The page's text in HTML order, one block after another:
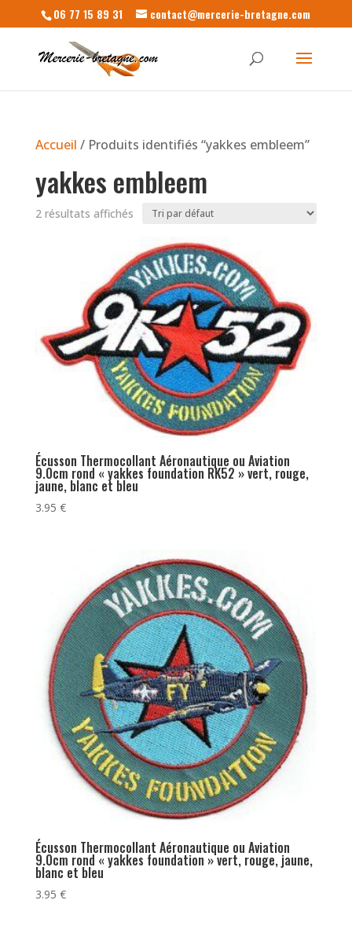
06 77 15 89 31 contact@mercerie-bretagne.com
Accueil / Produits identifiés “yakkes embleem”
yakkes embleem
2 résultats affichés
Écusson Thermocollant Aéronautique ou Aviation
9.0cm rond « yakkes foundation RK52 » vert, rouge,
jaune, blanc et bleu
3.95 €
Écusson Thermocollant Aéronautique ou Aviation
9.0cm rond « yakkes foundation » vert, rouge, jaune,
blanc et bleu
3.95 €